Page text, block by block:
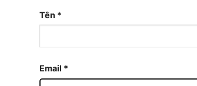
Tên *
Email *